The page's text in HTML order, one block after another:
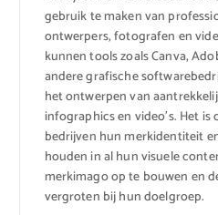
gebruik te maken van
ontwerpers, fotografen en
kunnen tools zoals Canva,
andere grafische
het ontwerpen van
infographics en video’s. Het
bedrijven hun merkidentiteit
houden in al hun visuele
merkimago op te bouwen en
vergroten bij hun doelgroep.